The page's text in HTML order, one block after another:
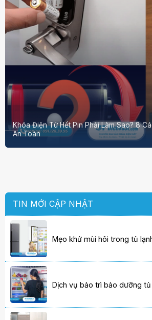
Khóa Điện Tử Hết Pin Phải Làm Sao? 8
An Toàn
TIN MỚI CẬP NHẬT
Mẹo khử mùi hôi trong tủ
Dịch vụ bảo trì bảo dưỡng